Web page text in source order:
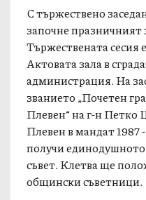
С тържествено
започне празничният
Тържествената сесия
Актовата зала в
администрация. На
званието „Почетен
Плевен“ на г-н
Плевен в мандат 1987
получи
съвет. Клетва ще
общински съветници.